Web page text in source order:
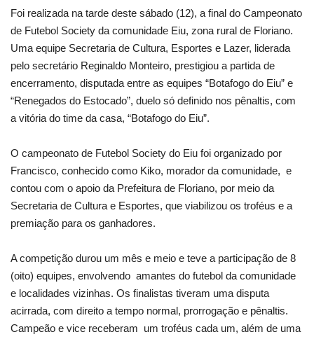
Foi realizada na tarde deste sábado (12), a final do Campeonato
de Futebol Society da comunidade Eiu, zona rural de Floriano.
Uma equipe Secretaria de Cultura, Esportes e Lazer, liderada
pelo secretário Reginaldo Monteiro, prestigiou a partida de
encerramento, disputada entre as equipes “Botafogo do Eiu” e
“Renegados do Estocado”, duelo só definido nos pênaltis, com
a vitória do time da casa, “Botafogo do Eiu”.
O campeonato de Futebol Society do Eiu foi organizado por
Francisco, conhecido como Kiko, morador da comunidade, e
contou com o apoio da Prefeitura de Floriano, por meio da
Secretaria de Cultura e Esportes, que viabilizou os troféus e a
premiação para os ganhadores.
A competição durou um mês e meio e teve a participação de 8
(oito) equipes, envolvendo amantes do futebol da comunidade
e localidades vizinhas. Os finalistas tiveram uma disputa
acirrada, com direito a tempo normal, prorrogação e pênaltis.
Campeão e vice receberam um troféus cada um, além de uma